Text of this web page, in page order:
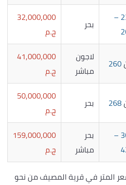
232 –
بحر
32,000,000
ج.م
260
لاجون
مباشر
41,000,000
ج.م
268 بحر
50,000,000
ج.م
365 –
بحر
مباشر
159,000,000
ج.م
المتر في قرية المصيف من نحو